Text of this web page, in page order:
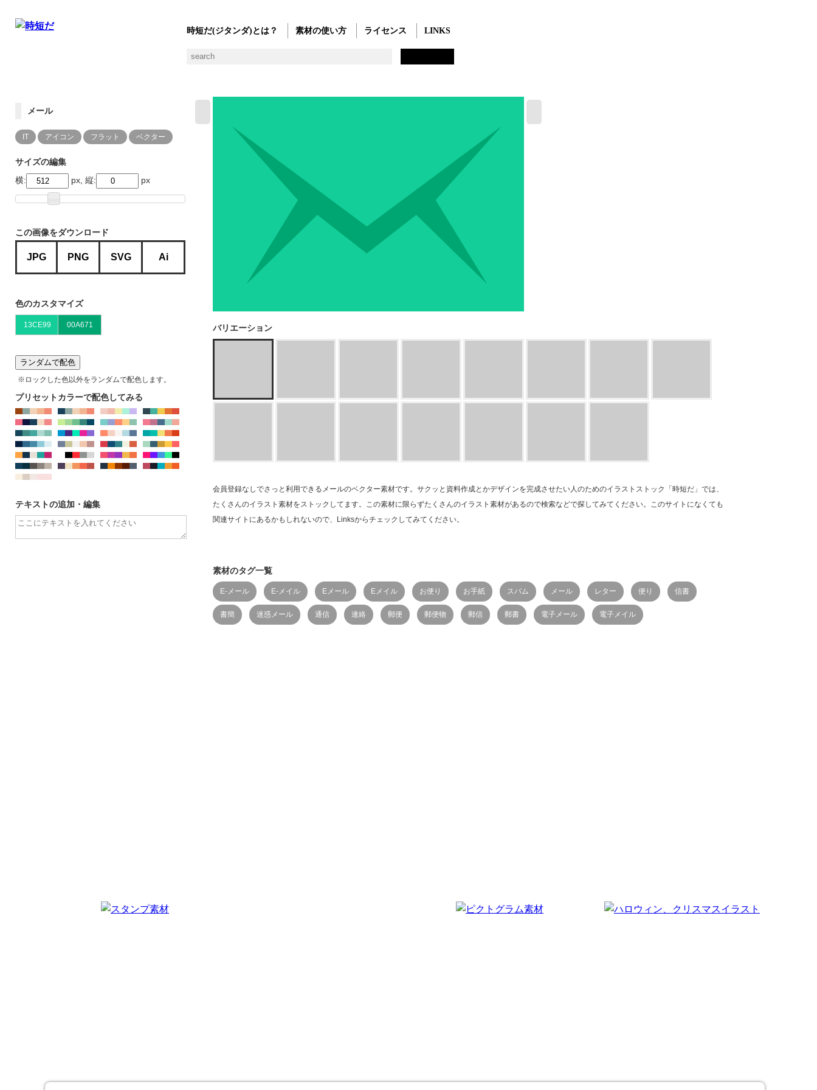
時短だ(ジタンダ)とは？ 素材の使い方 ライセンス LINKS
メール
IT アイコン フラット ベクター
サイズの編集
横:
px, 縦: px
この画像をダウンロード
JPG PNG SVG Ai
色のカスタマイズ
ランダムで配色
※ロックした色以外をランダムで配色します。
プリセットカラーで配色してみる
テキストの追加・編集
バリエーション
会員登録なしでさっと利用できるメールのベクター素材です。サクッと資料作成とかデザインを完成させたい人のためのイラストストック「時短だ」では、
たくさんのイラスト素材をストックしてます。この素材に限らずたくさんのイラスト素材があるので検索などで探してみてください。このサイトになくても
関連サイトにあるかもしれないので、Linksからチェックしてみてください。
素材のタグ一覧
E-メール E-メイル Eメール Eメイル お便り お手紙 スパム メール レター 便り 信書
書簡 迷惑メール 通信 連絡 郵便 郵便物 郵信 郵書 電子メール 電子メイル